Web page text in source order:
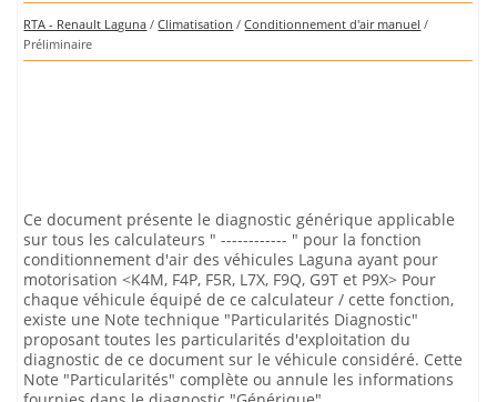
RTA - Renault Laguna /Climatisation /Conditionnement d'air manuel /
Préliminaire
Ce document présente le diagnostic générique applicable
sur tous les calculateurs " ------------ " pour la fonction
conditionnement d'air des véhicules Laguna ayant pour
motorisation <K4M, F4P, F5R, L7X, F9Q, G9T et P9X> Pour
chaque véhicule équipé de ce calculateur / cette fonction,
existe une Note technique "Particularités Diagnostic"
proposant toutes les particularités d'exploitation du
diagnostic de ce document sur le véhicule considéré. Cette
Note "Particularités" complète ou annule les informations